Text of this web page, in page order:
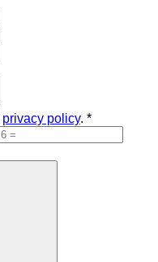
privacy policy. *